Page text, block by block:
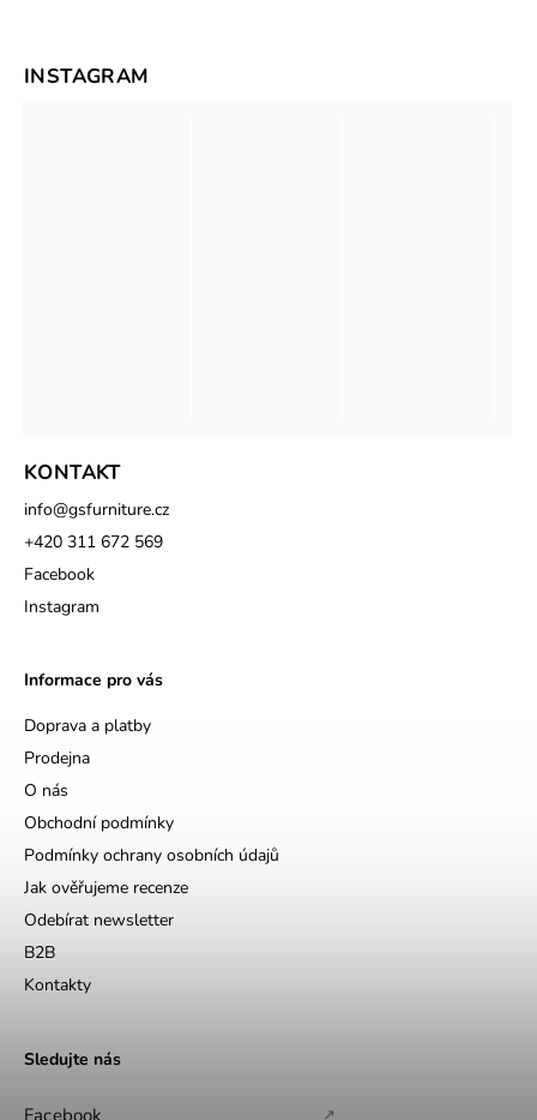
KONTAKT
info@gsfurniture.cz
+420 311 672 569
Facebook
Instagram
Informace pro vás
Doprava a platby
Prodejna
O nás
Obchodní podmínky
Podmínky ochrany osobních údajů
Jak ověřujeme recenze
Odebírat newsletter
B2B
Kontakty
INSTAGRAM
Sledujte nás
↗